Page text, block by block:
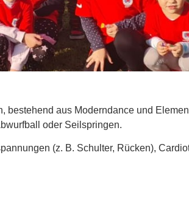
aus Moderndance und
oder Seilspringen.
(z. B. Schulter, Rücken),